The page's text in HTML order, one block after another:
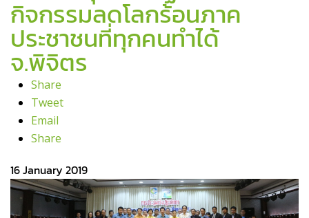
กิจกรรมลดโลกร้อนภาค
ประชาชนที่ทุกคนทำได้
จ.พิจิตร
Share
Tweet
Email
Share
16 January 2019